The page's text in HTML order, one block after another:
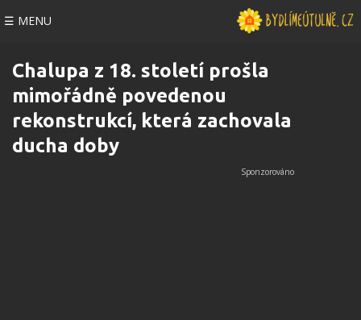
☰ MENU
Chalupa z 18. století prošla
mimořádně povedenou
rekonstrukcí, která zachovala
ducha doby